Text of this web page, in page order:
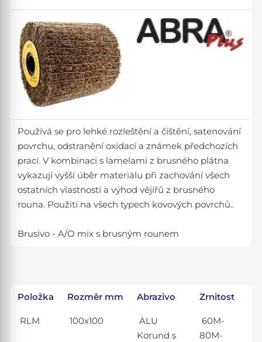
Používá se pro lehké rozleštění a čištění, satenování
povrchu, odstranění oxidací a známek předchozích
prací. V kombinaci s lamelami z brusného plátna
vykazují vyšší úběr materiálu při zachování všech
ostatních vlastností a výhod vějířů z brusného
rouna. Použití na všech typech kovových povrchů..
Brusivo - A/O mix s brusným rounem
Položka Rozměr mm Abrazivo Zrnitost
RLM 100x100
ALU
Korund s
60M-
80M-